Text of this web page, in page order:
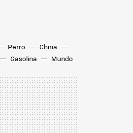
Perro
China
Gasolina Mundo